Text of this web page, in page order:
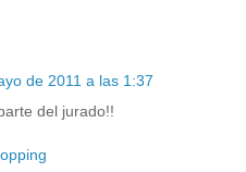
de 2011 a las 1:37
del jurado!!